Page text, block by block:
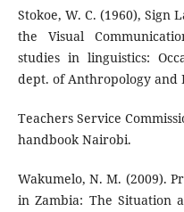
Stokoe, W. C. (1960), Sign
the Visual
studies in linguistics:
dept. of Anthropology and
Teachers Service
handbook Nairobi.
Wakumelo, N. M. (2009).
in Zambia: The Situation